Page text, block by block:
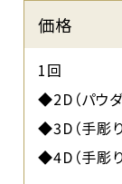
価格
1回
◆2D（パウ
◆3D（手彫
◆4D（手彫